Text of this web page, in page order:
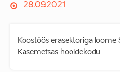
28.09.2021
Koostöös erasektoriga loome
Kasemetsas hooldekodu